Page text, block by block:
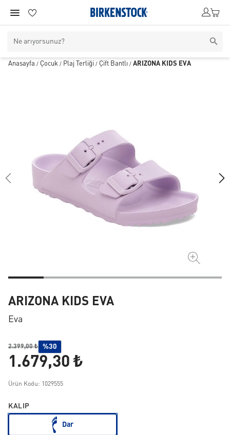
Anasayfa / Çocuk / Plaj Terliği / Çift Bantlı / ARIZONA KIDS EVA
ARIZONA KIDS EVA
Eva
2.399,00 ₺ %30
1.679,30 ₺
Ürün Kodu: 1029555
KALIP
Dar